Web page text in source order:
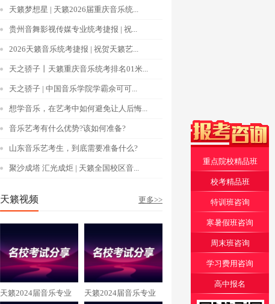
天籁梦想星 | 天籁2026届重庆音乐统...
贵州音舞影视传媒专业统考捷报 | 祝...
2026天籁音乐统考捷报 | 祝贺天籁艺...
天之骄子丨天籁重庆音乐统考排名01米...
天之骄子 | 中国音乐学院学霸佘可可...
想学音乐，在艺考中如何避免让人后悔...
音乐艺考有什么优势?该如何准备?
山东音乐艺考生，到底需要准备什么?
聚沙成塔 汇光成炬 | 天籁全国校区音...
天籁视频 更多>>
天籁2024届音乐专业 天籁2024届音乐专业
重点院校精品班
校考精品班
特训班咨询
寒暑假班咨询
周末班咨询
学习费用咨询
高中报名